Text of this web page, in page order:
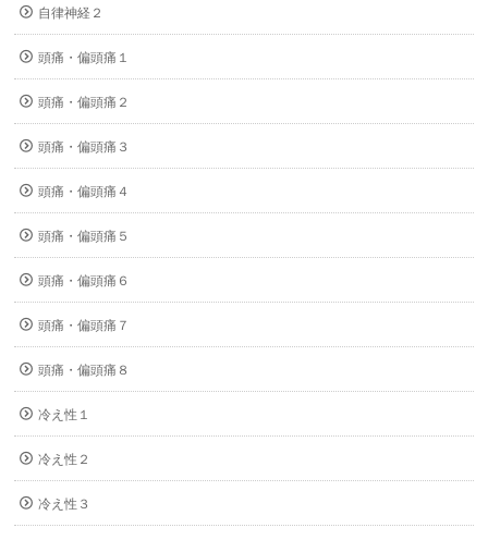
自律神経２
頭痛・偏頭痛１
頭痛・偏頭痛２
頭痛・偏頭痛３
頭痛・偏頭痛４
頭痛・偏頭痛５
頭痛・偏頭痛６
頭痛・偏頭痛７
頭痛・偏頭痛８
冷え性１
冷え性２
冷え性３